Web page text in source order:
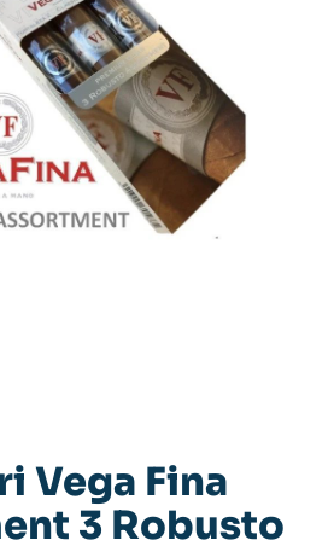
Vega Fina
3 Robusto